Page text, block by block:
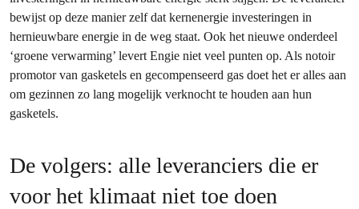
bewijst op deze manier zelf dat kernenergie investeringen in
hernieuwbare energie in de weg staat. Ook het nieuwe onderdeel
‘groene verwarming’ levert Engie niet veel punten op. Als notoir
promotor van gasketels en gecompenseerd gas doet het er alles aan
om gezinnen zo lang mogelijk verknocht te houden aan hun
gasketels.
De volgers: alle leveranciers die er
voor het klimaat niet toe doen